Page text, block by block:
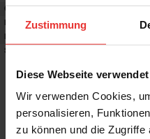
Zustimmung
Diese Webseite
Wir verwenden Cookies,
personalisieren,
zu können und die
Oberfläche:
Rektifiziert:
Rutschhemmwert
Stilrichtung
Weitere Produkte aus der Serie